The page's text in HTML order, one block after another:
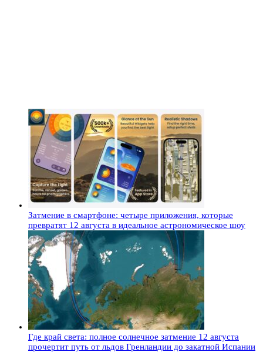
Затмение в смартфоне: четыре приложения, которые
превратят 12 августа в идеальное астрономическое шоу
Где край света: полное солнечное затмение 12 августа
прочертит путь от льдов Гренландии до закатной Испании